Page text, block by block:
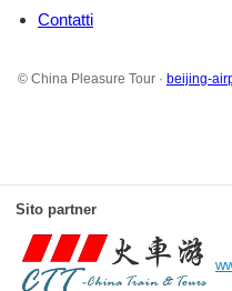
Contatti
© China Pleasure Tour · beijing-
Sito partner